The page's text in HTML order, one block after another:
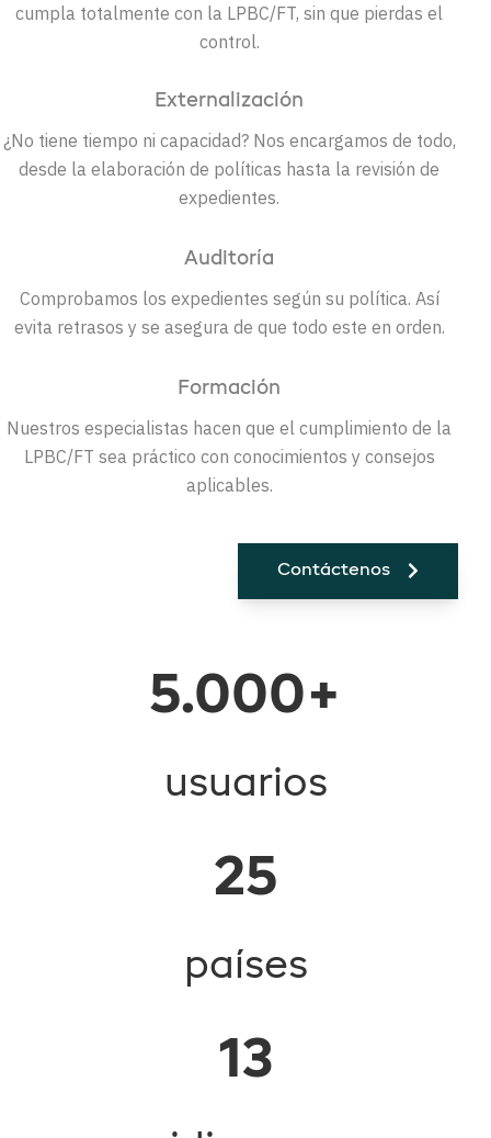
cumpla totalmente con la LPBC/FT, sin que pierdas el
control.
Externalización
¿No tiene tiempo ni capacidad? Nos encargamos de todo,
desde la elaboración de políticas hasta la revisión de
expedientes.
Auditoría
Comprobamos los expedientes según su política. Así
evita retrasos y se asegura de que todo este en orden.
Formación
Nuestros especialistas hacen que el cumplimiento de la
LPBC/FT sea práctico con conocimientos y consejos
aplicables.
Contáctenos
5.000+
usuarios
25
países
13